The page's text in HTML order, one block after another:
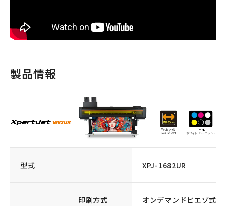
製品情報
型式 XPJ-1682UR
印刷方式 オンデマンドピエゾ式